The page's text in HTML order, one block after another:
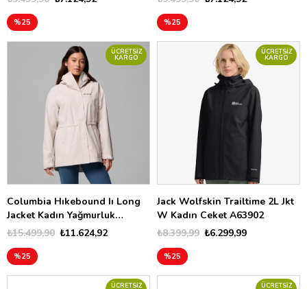
%25 %25
Columbia Hıkebound Iı Long
Jacket Kadın Yağmurluk
XL0113
₺11.624,92
₺15.499,90
%25
ÜCRETSIZ
KARGO
Jack Wolfskin Trailtime 2L Jkt
W Kadın Ceket A63902
₺6.299,99
₺8.399,99
%25
ÜCRETSIZ
KARGO
ÜCRETSIZ ÜCRETSIZ